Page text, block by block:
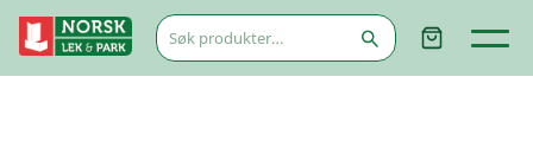
Søk
etter: